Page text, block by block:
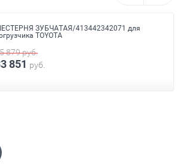
ЗУБЧАТАЯ/413442342071 для
TOYOTA
879руб.
851 руб.